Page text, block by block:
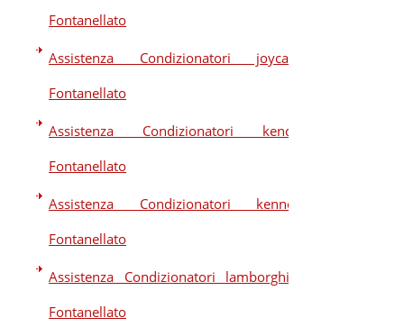
Fontanellato
Assistenza Condizionatori joycare
Fontanellato
Assistenza Condizionatori kendo
Fontanellato
Assistenza Condizionatori kennex
Fontanellato
Assistenza Condizionatori lamborghini
Fontanellato